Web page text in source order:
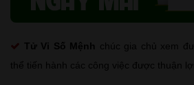
Tử Vi Số Mệnh chúc gia chủ xem
thể tiến hành các công việc được thuận